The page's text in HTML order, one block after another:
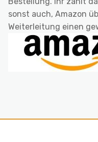
sonst auch, Amazon
Weiterleitung einen